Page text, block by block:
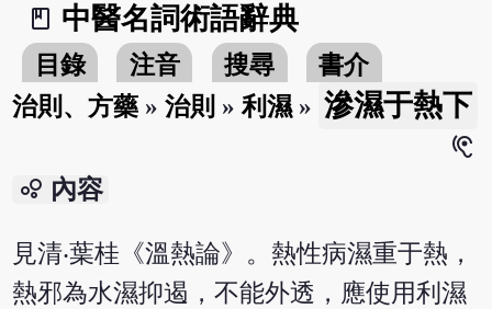
book_2
中醫名詞術語辭典
目錄 注音 搜尋
書介
治則、方藥 »治則 »利濕» 滲濕于熱下
hearing
bubble_chart 內容
見清‧葉桂《溫熱論》。熱性病濕重于熱，
熱邪為水濕抑遏，不能外透，應使用利濕